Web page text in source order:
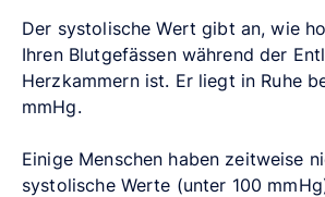
Der systolische Wert gibt an, wie
Ihren Blutgefässen während der
Herzkammern ist. Er liegt in Ruhe
mmHg.
Einige Menschen haben zeitweise
systolische Werte (unter 100